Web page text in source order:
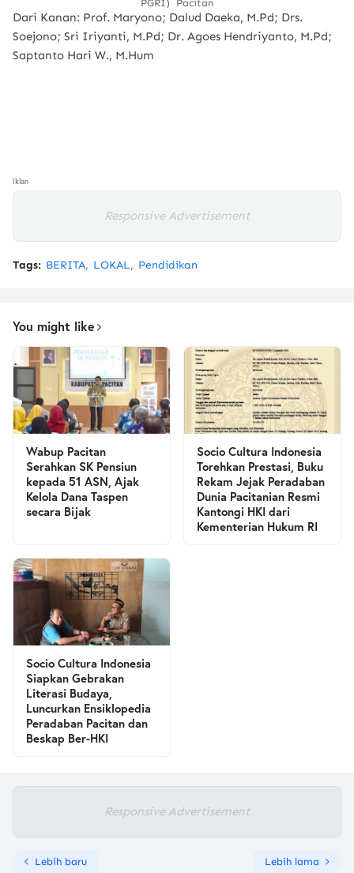
PGRI) Pacitan
Dari Kanan: Prof. Maryono; Dalud Daeka, M.Pd; Drs.
Soejono; Sri Iriyanti, M.Pd; Dr. Agoes Hendriyanto, M.Pd;
Saptanto Hari W., M.Hum
Iklan
Responsive Advertisement
Tags: BERITA LOKAL Pendidikan
You might like
Wabup Pacitan
Serahkan SK Pensiun
kepada 51 ASN, Ajak
Kelola Dana Taspen
secara Bijak
Socio Cultura Indonesia
Torehkan Prestasi, Buku
Rekam Jejak Peradaban
Dunia Pacitanian Resmi
Kantongi HKI dari
Kementerian Hukum RI
Socio Cultura Indonesia
Siapkan Gebrakan
Literasi Budaya,
Luncurkan Ensiklopedia
Peradaban Pacitan dan
Beskap Ber-HKI
Responsive Advertisement
Lebih baru Lebih lama